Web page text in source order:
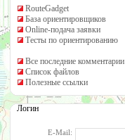
RouteGadget
База ориентировщиков
Online-подача заявки
Тесты по ориентированию
Все последние комментарии
Список файлов
Полезные ссылки
Логин
E-Mail: